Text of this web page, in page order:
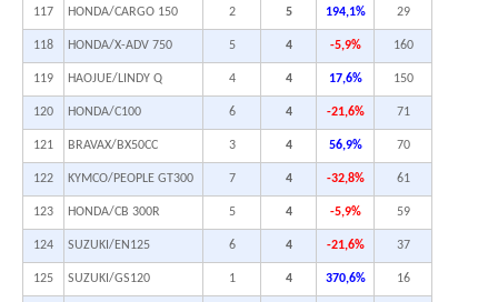
117 HONDA/CARGO 150 2 5 194,1% 29
118 HONDA/X-ADV 750 5 4 -5,9% 160
119 HAOJUE/LINDY Q 4 4 17,6% 150
120 HONDA/C100 6 4 -21,6% 71
121 BRAVAX/BX50CC 3 4 56,9% 70
122 KYMCO/PEOPLE GT300 7 4 -32,8% 61
123 HONDA/CB 300R 5 4 -5,9% 59
124 SUZUKI/EN125 6 4 -21,6% 37
125 SUZUKI/GS120 1 4 370,6% 16